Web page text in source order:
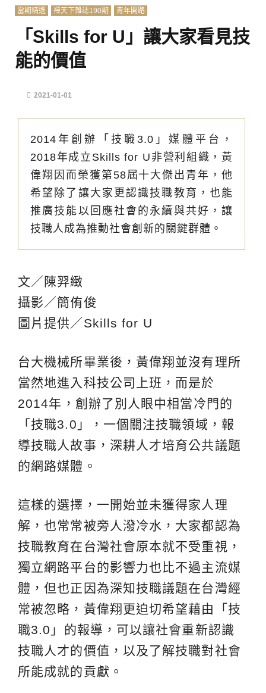
當期精選 禪天下雜誌190期 青年開路
「Skills for U」讓大家看見技
能的價值
2021-01-01
2014年創辦「技職3.0」媒體平台，
2018年成立Skills for U非營利組織，黃
偉翔因而榮獲第58屆十大傑出青年，他
希望除了讓大家更認識技職教育，也能
推廣技能以回應社會的永續與共好，讓
技職人成為推動社會創新的關鍵群體。
文／陳羿緻
攝影／簡侑俊
圖片提供／Skills for U
台大機械所畢業後，黃偉翔並沒有理所
當然地進入科技公司上班，而是於
2014年，創辦了別人眼中相當冷門的
「技職3.0」，一個關注技職領域，報
導技職人故事，深耕人才培育公共議題
的網路媒體。
這樣的選擇，一開始並未獲得家人理
解，也常常被旁人潑冷水，大家都認為
技職教育在台灣社會原本就不受重視，
獨立網路平台的影響力也比不過主流媒
體，但也正因為深知技職議題在台灣經
常被忽略，黃偉翔更迫切希望藉由「技
職3.0」的報導，可以讓社會重新認識
技職人才的價值，以及了解技職對社會
所能成就的貢獻。